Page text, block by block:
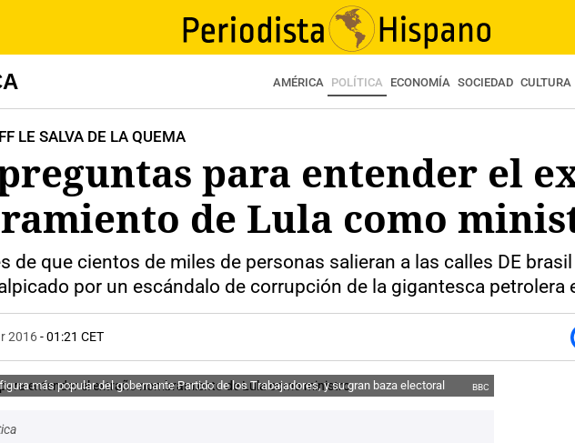
AMÉRICA POLÍTICA ECONOMÍA SOCIEDAD CULTURA
LE SALVA DE LA QUEMA
para entender el
de Lula como
de que cientos de miles de personas salieran a las calles DE
por un escándalo de corrupción de la gigantesca petrolera
2016- 01:21 CET
más popular del gobernante Partido de los Trabajadores, y su gran baza electoral BBC